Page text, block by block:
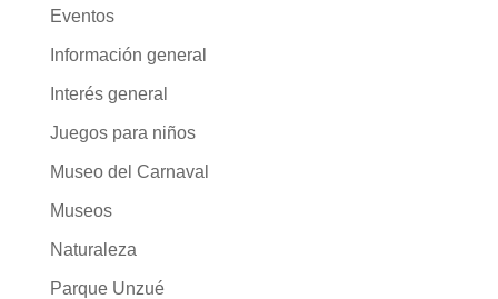
Eventos
Información general
Interés general
Juegos para niños
Museo del Carnaval
Museos
Naturaleza
Parque Unzué